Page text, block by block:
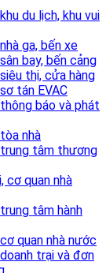
du lịch, khu vui
ga, bến xe
bay, bến cảng
thị, cửa hàng
tán EVAC
báo và phát
nhà
tâm thương
cơ quan nhà
tâm hành
quan nhà nước
trại và đơn